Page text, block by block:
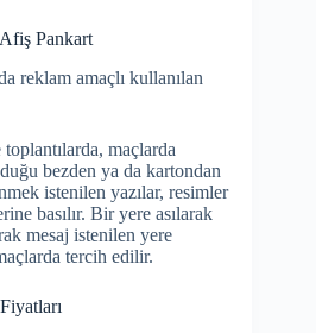
Pankart
reklam amaçlı kullanılan
maçlarda
bezden ya da kartondan
istenilen yazılar, resimler
basılır. Bir yere asılarak
mesaj istenilen yere
tercih edilir.